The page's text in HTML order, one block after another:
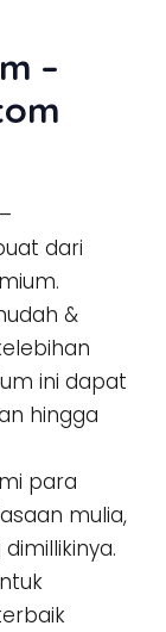
–
–
dari
&
ini dapat
hingga
para
mulia,